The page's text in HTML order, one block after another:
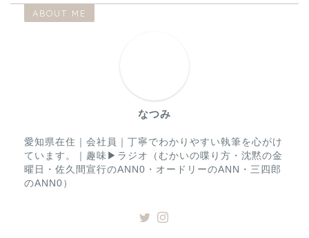
ABOUT ME
なつみ
愛知県在住｜会社員｜丁寧でわかりやすい執筆を心がけ
ています。｜趣味▶︎ラジオ（むかいの喋り方・沈黙の金
曜日・佐久間宣行のANN0・オードリーのANN・三四郎
のANN0）